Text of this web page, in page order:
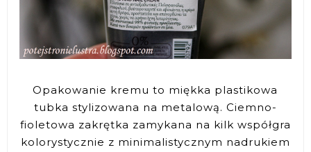
Opakowanie kremu to miękka plastikowa
tubka stylizowana na metalową. Ciemno-
fioletowa zakrętka zamykana na kilk współgra
kolorystycznie z minimalistycznym nadrukiem